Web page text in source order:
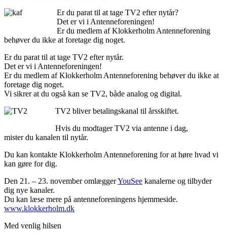
Er du parat til at tage TV2 efter nytår?
Det er vi i Antenneforeningen!
Er du medlem af Klokkerholm Antenneforening
behøver du ikke at foretage dig noget.
Er du parat til at tage TV2 efter nytår.
Det er vi i Antenneforeningen!
Er du medlem af Klokkerholm Antenneforening behøver du ikke at
foretage dig noget.
Vi sikrer at du også kan se TV2, både analog og digital.
TV2 bliver betalingskanal til årsskiftet.
Hvis du modtager TV2 via antenne i dag,
mister du kanalen til nytår.
Du kan kontakte Klokkerholm Antenneforening for at høre hvad vi
kan gøre for dig.
Den 21. – 23. november omlæggerYouSee kanalerne og tilbyder
dig nye kanaler.
Du kan læse mere på antenneforeningens hjemmeside.
www.klokkerholm.dk
Med venlig hilsen